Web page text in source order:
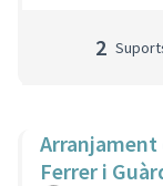
2
Arranjament
Ferrer i